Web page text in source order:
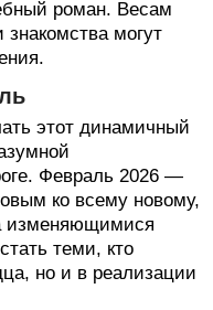
роман. Весам
могут
этот динамичный
Февраль 2026 —
ко всему новому,
изменяющимися
теми, кто
но и в реализации